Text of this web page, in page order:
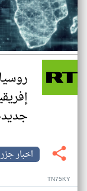
اخبار
TN75KY